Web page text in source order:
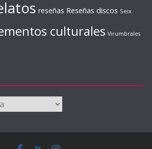
reseñas Reseñas discos Seix
culturales Virumbrales